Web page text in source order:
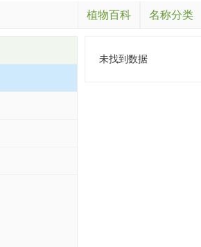
植物百科 名称分类
未找到数据